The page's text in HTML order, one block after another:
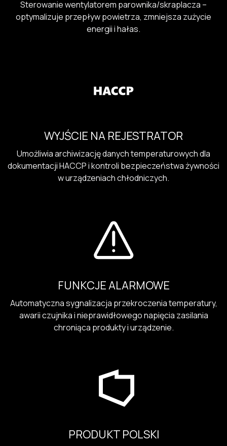
Sterowanie wentylatorem parownika/skraplacza –
optymalizuje przepływ powietrza, zmniejsza zużycie
energii i hałas.
WYJŚCIE NA REJESTRATOR
Umożliwia archiwizację danych temperaturowych dla
dokumentacji HACCP i kontroli bezpieczeństwa żywności
w urządzeniach chłodniczych.
FUNKCJE ALARMOWE
Automatyczna sygnalizacja przekroczenia temperatury,
awarii czujnika i nieprawidłowego napięcia zasilania
chroniąca produkty i urządzenie.
PRODUKT POLSKI